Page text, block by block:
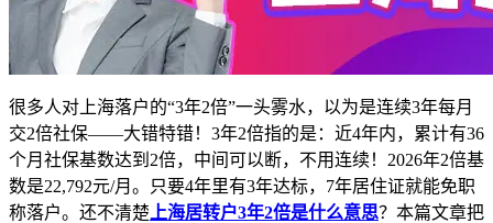
很多人对上海落户的“3年2倍”一头雾水，以为是连续3年每月
交2倍社保——大错特错！3年2倍指的是：近4年内，累计有36
个月社保基数达到2倍，中间可以断，不用连续！2026年2倍基
数是22,792元/月。只要4年里有3年达标，7年居住证就能免职
称落户。还不清楚 上海居转户3年2倍是什么意思？本篇文章把